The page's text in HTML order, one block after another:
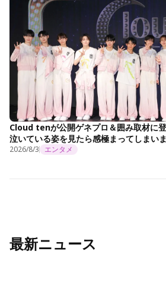
Cloud tenが公開ゲネプロ＆囲み取材に
泣いている姿を見たら感極まってしまいま
2026/8/3 エンタメ
最新ニュース